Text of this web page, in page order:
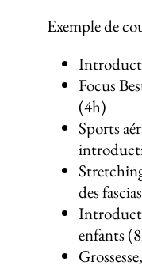
Exemple de
Focus
(4h)
Sports
des
enfants